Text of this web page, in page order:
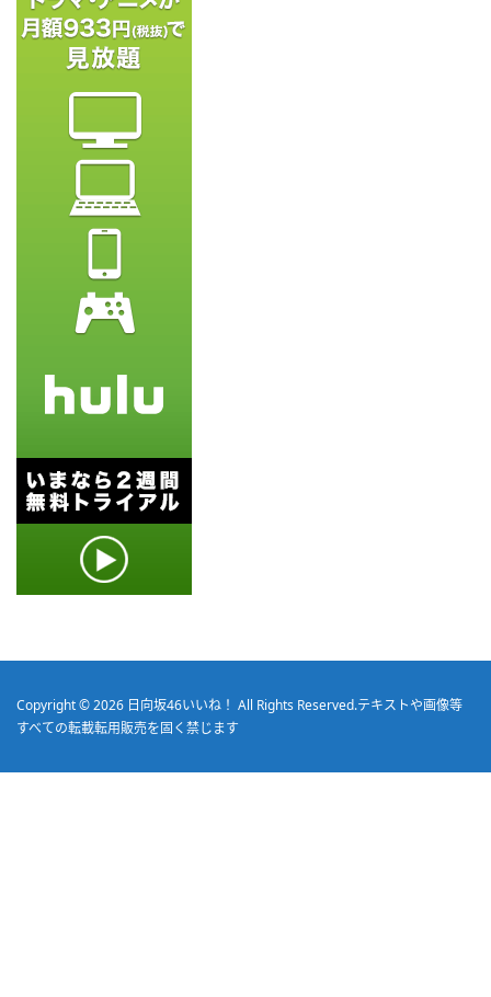
Copyright © 2026 日向坂46いいね！ All Rights Reserved.テキストや画像等
すべての転載転用販売を固く禁じます